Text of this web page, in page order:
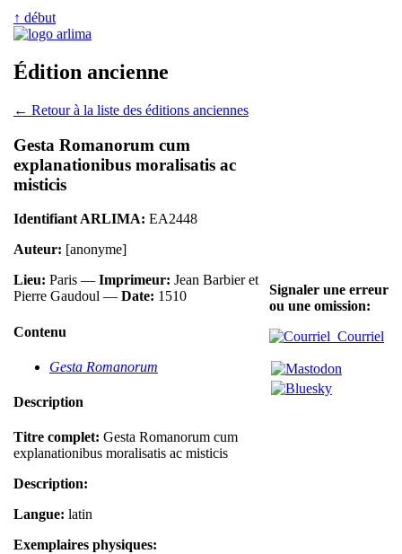
↑ début
Édition ancienne
← Retour à la liste des éditions anciennes
Gesta Romanorum cum
explanationibus moralisatis ac
misticis
Identifiant ARLIMA: EA2448
Auteur: [anonyme]
Lieu: Paris — Imprimeur: Jean Barbier et
Pierre Gaudoul — Date: 1510
Contenu
Gesta Romanorum
Description
Titre complet: Gesta Romanorum cum
explanationibus moralisatis ac misticis
Description:
Langue: latin
Exemplaires physiques:
Signaler une erreur
ou une omission:
Courriel